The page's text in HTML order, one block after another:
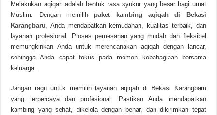
Melakukan aqiqah adalah bentuk rasa syukur yang besar bagi umat
Muslim. Dengan memilih
paket kambing aqiqah di Bekasi
Karangbaru, Anda mendapatkan kemudahan, kualitas terbaik, dan
layanan profesional. Proses pemesanan yang mudah dan fleksibel
memungkinkan Anda untuk merencanakan aqiqah dengan lancar,
sehingga Anda dapat fokus pada momen kebahagiaan bersama
keluarga.
Jangan ragu untuk memilih layanan aqiqah di Bekasi Karangbaru
yang terpercaya dan profesional. Pastikan Anda mendapatkan
kambing yang sehat, dikelola dengan benar, dan dikirimkan tepat